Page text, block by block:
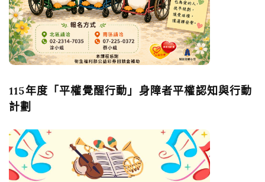
115年度「平權覺醒行動」身障者平權認知與行動
計劃